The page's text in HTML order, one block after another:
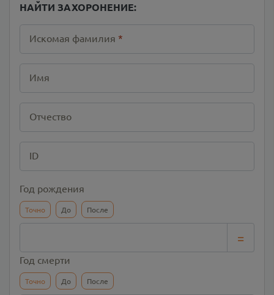
НАЙТИ ЗАХОРОНЕНИЕ:
Искомая фамилия *
Имя
Отчество
ID
Год рождения
Точно До После
=
Год смерти
Точно До После